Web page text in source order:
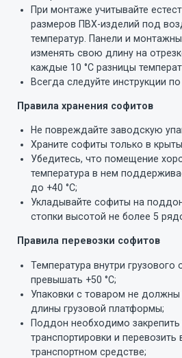
При монтаже учитывайте
размеров ПВХ-изделий под
температур. Панели и
изменять свою длину на
каждые 10 °C разницы
Всегда следуйте инструкции
Правила хранения софитов
Не повреждайте заводскую
Храните софиты только в
Убедитесь, что помещение
температура в нем
до +40 °C;
Укладывайте софиты на
стопки высотой не более 5
Правила перевозки софитов
Температура внутри грузового
превышать +50 °C;
Упаковки с товаром не
длины грузовой платформы;
Поддон необходимо закрепить
транспортировки и перевозить
транспортном средстве;